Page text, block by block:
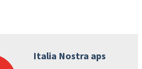
Italia Nostra aps